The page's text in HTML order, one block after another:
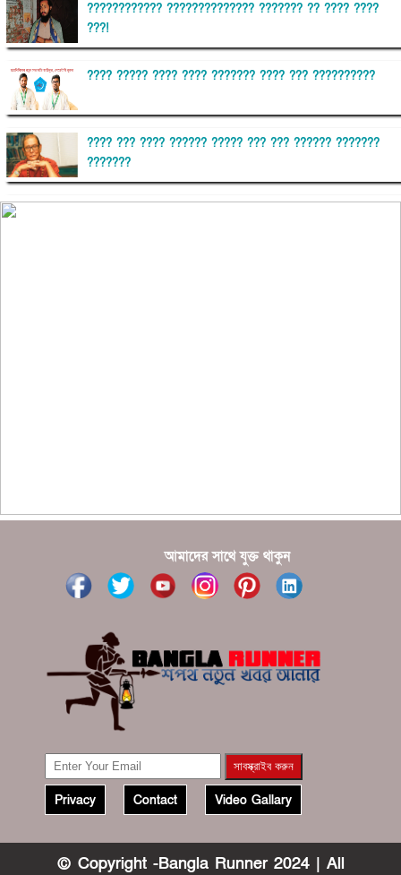
???????????? ?????????????? ??????? ?? ???? ????
???!
???? ????? ???? ???? ??????? ???? ??? ??????????
???? ??? ???? ?????? ????? ??? ??? ?????? ???????
???????
?????? ????? ?????? ???? ???? ?????
আমাদের সাথে যুক্ত থাকুন
Privacy Contact Video Gallary
© Copyright -Bangla Runner 2024 | All